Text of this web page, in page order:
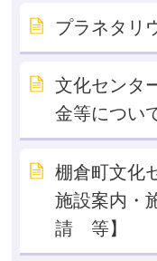
プラネタリ
文化センタ
金等につい
棚倉町文化
施設案内・
請 等】